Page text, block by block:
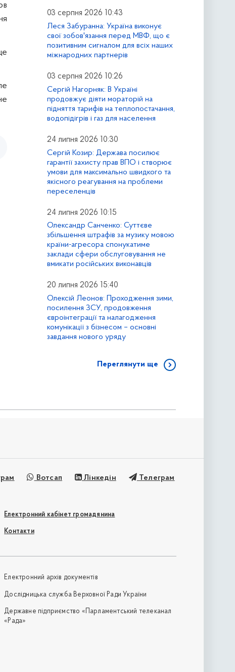
03 серпня 2026 10:43
Леся Забуранна: Україна виконує
свої зобов'язання перед МВФ, що є
позитивним сигналом для всіх наших
міжнародних партнерів
03 серпня 2026 10:26
Сергій Нагорняк: В Україні
продовжує діяти мораторій на
підняття тарифів на теплопостачання,
водопідігрів і газ для населення
24 липня 2026 10:30
Сергій Козир: Держава посилює
гарантії захисту прав ВПО і створює
умови для максимально швидкого та
якісного реагування на проблеми
переселенців
24 липня 2026 10:15
Олександр Санченко: Суттєве
збільшення штрафів за музику мовою
країни-агресора спонукатиме
заклади сфери обслуговування не
вмикати російських виконавців
20 липня 2026 15:40
Олексій Леонов: Проходження зими,
посилення ЗСУ, продовження
євроінтеграції та налагодження
комунікації з бізнесом – основні
завдання нового уряду
Переглянути ще
Вотсап Лінкедін Телеграм
Електронний кабінет громадянина
Контакти
Електронний архів документів
Дослідницька служба Верховної Ради України
Державне підприємство «Парламентський телеканал
«Рада»